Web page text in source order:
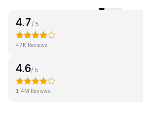
4.7 / 5
47K Reviews
4.6/ 5
1.4M Reviews